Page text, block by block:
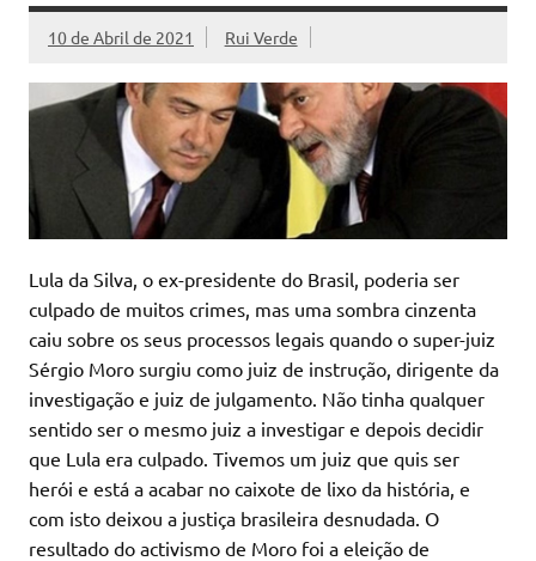
10 de Abril de 2021 Rui Verde
Lula da Silva, o ex-presidente do Brasil, poderia ser
culpado de muitos crimes, mas uma sombra cinzenta
caiu sobre os seus processos legais quando o super-juiz
Sérgio Moro surgiu como juiz de instrução, dirigente da
investigação e juiz de julgamento. Não tinha qualquer
sentido ser o mesmo juiz a investigar e depois decidir
que Lula era culpado. Tivemos um juiz que quis ser
herói e está a acabar no caixote de lixo da história, e
com isto deixou a justiça brasileira desnudada. O
resultado do activismo de Moro foi a eleição de